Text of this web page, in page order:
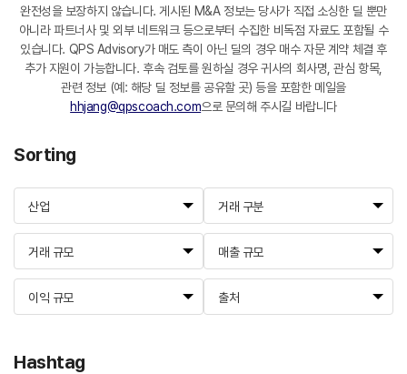
완전성을 보장하지 않습니다. 게시된 M&A 정보는 당사가 직접 소싱한 딜 뿐만
아니라 파트너사 및 외부 네트워크 등으로부터 수집한 비독점 자료도 포함될 수
있습니다. QPS Advisory가 매도 측이 아닌 딜의 경우 매수 자문 계약 체결 후
추가 지원이 가능합니다. 후속 검토를 원하실 경우 귀사의 회사명, 관심 항목,
관련 정보 (예: 해당 딜 정보를 공유할 곳) 등을 포함한 메일을
hhjang@qpscoach.com으로 문의해 주시길 바랍니다
Sorting
산업 거래 구분
거래 규모 매출 규모
이익 규모 출처
Hashtag